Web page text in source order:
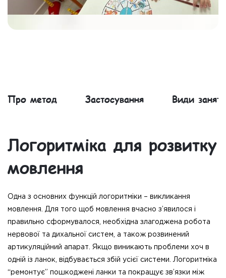
Про метод Застосування Види занять
Логоритміка для розвитку
мовлення
Одна з основних функцій логоритміки – викликання
мовлення. Для того щоб мовлення вчасно з’явилося і
правильно сформувалося, необхідна злагоджена робота
нервової та дихальної систем, а також розвинений
артикуляційний апарат. Якщо виникають проблеми хоч в
одній із ланок, відбувається збій усієї системи. Логоритміка
“ремонтує” пошкоджені ланки та покращує зв’язки між